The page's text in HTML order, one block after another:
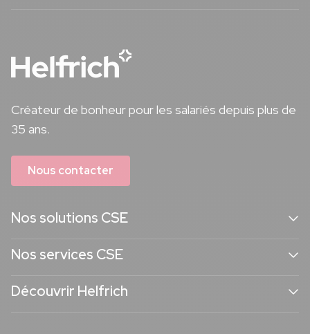
Créateur de bonheur pour les salariés depuis plus de
35 ans.
Nous contacter
Nos solutions CSE
Nos services CSE
Découvrir Helfrich